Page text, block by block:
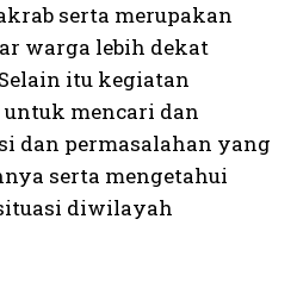
serta merupakan
warga lebih dekat
itu kegiatan
mencari dan
dan permasalahan yang
serta mengetahui
diwilayah